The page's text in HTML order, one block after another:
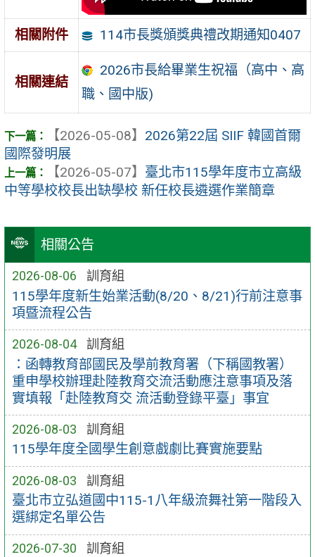
相關公告
2026-08-06 訓育組
115學年度新生始業活動(8/20、8/21)行前注意事
項暨流程公告
2026-08-04 訓育組
：函轉教育部國民及學前教育署（下稱國教署）
重申學校辦理赴陸教育交流活動應注意事項及落
實填報「赴陸教育交 流活動登錄平臺」事宜
2026-08-03 訓育組
115學年度全國學生創意戲劇比賽實施要點
2026-08-03 訓育組
臺北市立弘道國中115-1八年級流舞社第一階段入
選綁定名單公告
2026-07-30 訓育組
相關附件 114市長獎頒獎典禮改期通知0407
相關連結
2026市長給畢業生祝福（高中、高
職、國中版)
【2026-05-08】 2026第22屆 SIIF 韓國首爾
國際發明展
【2026-05-07】 臺北市115學年度市立高級
中等學校校長出缺學校 新任校長遴選作業簡章